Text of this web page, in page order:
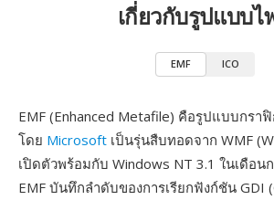
เกี่ยวกับรูปแบบไ
EMF ICO
EMF (Enhanced Metafile) คือรูปแบบกรา
โดย Microsoft เป็นรุ่นสืบทอดจาก WMF
เปิดตัวพร้อมกับ Windows NT 3.1 ในเดือน
EMF บันทึกลำดับของการเรียกฟังก์ชัน GDI